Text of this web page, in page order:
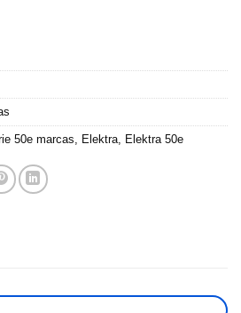
50e marcas, Elektra, Elektra 50e